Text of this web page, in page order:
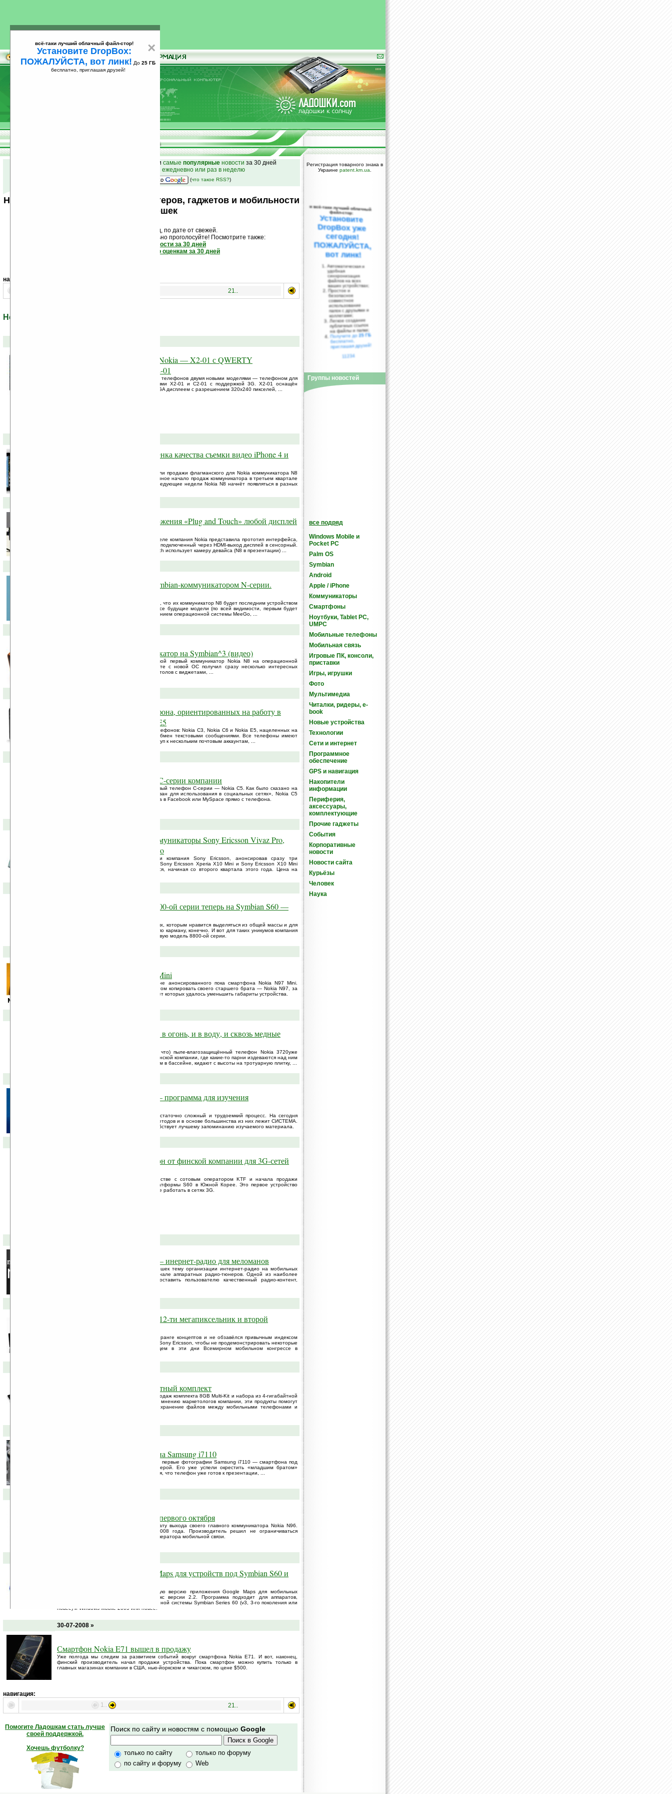
25
и самые популярные новости за 30 дней
на email ежедневно или раз в неделю
(что такое RSS?)
Новости мира карманных компьютеров, гаджетов и мобильности
от Ладошек
Новости показаны подряд, по дате от свежей.
Если новость вам понравилась - обязательно проголосуйте! Посмотрите также:
самые читаемые новости за 30 дней
самые лучшие новости по оценкам за 30 дней
навигация:
21..
Новости из раздела: «Symbian»
Новинки в бюджетном стане Nokia — X2-01 с QWERTY
клавиатурой и 3G телефон C2-01
Nokia обновила свою линейку бюджетных телефонов двумя новыми моделями — телефоном для
фанатов обмена текстовыми сообщениями X2-01 и C2-01 с поддержкой 3G. X2-01 оснащён
QWERTY клавиатурой, 2.4-дюймовым QVGA дисплеем с разрешением 320x240 пикселей, ...
Начало продаж Nokia N8. Оценка качества съемки видео iPhone 4 и
С вчерашнего дня официально стартовали продажи флагманского для Nokia коммуникатора N8
на ОС Symbian^3. Таким образом обещанное начало продаж коммуникатора в третьем квартале
реально стартовало в четвертом. В последующие недели Nokia N8 начнёт появляться в разных
С помощью Nokia N8 и приложения «Plug and Touch» любой дисплей
На выставке Nokia World на прошлой неделе компания Nokia представила прототип интерфейса,
который позволяет преобразовать любой подключенный через HDMI-выход дисплей в сенсорный.
Приложение под названием Plug and Touch использует камеру девайса (N8 в презентации) ...
Nokia N8 будет последним Symbian-коммуникатором N-серии.
Компания Nokia официально подтвердила, что их коммуникатор N8 будет последним устройством
N-серии, работающим на ОС Symbian. Все будущие модели (по всей видимости, первым будет
Nokia N9) уже будут работать под управлением операционной системы MeeGo, ...
Nokia N8 — первый коммуникатор на Symbian^3 (видео)
Сегодня компания Nokia представила свой первый коммуникатор Nokia N8 на операционной
системе Symbian^3. Коммуникатор вместе с новой ОС получил сразу несколько интересных
функций: поддержку нескольких рабочих столов с виджетами, ...
Nokia анонсировала три телефона, ориентированных на работу в
социальных сетях — C6, C3, E5
Компания Nokia анонсировала тройку телефонов: Nokia C3, Nokia C6 и Nokia E5, нацеленных на
удобную работу в социальных сетях и обмен текстовыми сообщениями. Все телефоны имеют
QWERTY-клавиатуру и обеспечивают доступ к нескольким почтовым аккаунтам, ...
Nokia C5 — смартфон новой C-серии компании
Nokia официально представила свой первый телефон C-серии — Nokia C5. Как было сказано на
презентации, — «смартфон оптимизирован для использования в социальных сетях», Nokia C5
позволяет следить за состоянием аккаунта в Facebook или MySpace прямо с телефона.
Sony Ericsson на MWC10: коммуникаторы Sony Ericsson Vivaz Pro,
Xperia X10 Mini и X10 Mini Pro
Отличилась на выставке MWC 2010 и компания Sony Ericsson, анонсировав сразу три
коммуникатора: Sony Ericsson Vivaz Pro, Sony Ericsson Xperia X10 Mini и Sony Ericsson X10 Mini
Pro. Все три новинки начнут продаваться, начиная со второго квартала этого года. Цена на
Новый люксовый телефон 8800-ой серии теперь на Symbian S60 —
Nokia не забыла о респектабельных людях, которым нравится выделяться из общей массы и для
которых дополнительные «прибамбасы» по карману, конечно. И вот для таких уникумов компания
запланировала выпустить этой осенью новую модель 8800-ой серии.
Меньший брат — Nokia N97 Mini
В сети появились первые фотографии не анонсированного пока смартфона Nokia N97 Mini.
Cкорее всего, мини-версия будет во многом копировать своего старшего брата — Nokia N97, за
исключением конечно компонентов, за счёт которых удалось уменьшить габариты устройства.
Nokia 3720 — с ней можно «и в огонь, и в воду, и сквозь медные
Официально не анонсированный (пока что) пыле-влагозащищённый телефон Nokia 3720уже
красуется на официальных роликах от финской компании, где какие-то парни издеваются над ним
как могут: погружают в пиво, плавают с ним в бассейне, кидают с высоты на тротуарную плитку, ...
Программа дня: LearnWords — программа для изучения
Изучение иностранного языка — это достаточно сложный и трудоемкий процесс. На сегодня
насчитываются десятки разнообразных методов и в основе большинства из них лежит СИСТЕМА.
Именно систематическое обучение способствует лучшему запоминанию изучаемого материала.
Nokia 6210s — первый телефон от финской компании для 3G-сетей
Компания Nokia объявила о сотрудничестве с сотовым оператором KTF и начала продажи
WCDMA-смартфона 6210s на основе платформы S60 в Южной Корее. Это первое устройство
Nokia на южнокорейском рынке, способное работать в сетях 3G.
Программа дня: Mundu Radio – инернет-радио для меломанов
Мы уже затрагивали на страницах Ладошек тему организации интернет-радио на мобильных
устройствах, не имеющих в своем арсенале аппаратных радио-тюнеров. Одной из наиболее
популярных программ, способной предоставить пользователю качественный радио-контент,
Sony Ericsson Idou — первый 12-ти мегапиксельник и второй
Хоть камерофон Idou и числится пока в ранге концептов и не обзавёлся привычным индексом
модели, но это не остановило компанию Sony Ericsson, чтобы не продемонстрировать некоторые
возможности камерофона на проходящем в эти дни Всемирном мобильном конгрессе в
Kingston выпускает 8-гигабайтный комплект
Компания Kingston сообщила о начале продаж комплекта 8GB Multi-Kit и набора из 4-гигабайтной
карты microSDHC и USB кард-ридера. По мнению маркетологов компании, эти продукты помогут
пользователям упростить передачу и сохранение файлов между мобильными телефонами и
Первые фотографии смартфона Samsung i7110
На китайском сайте KingMobile появились первые фотографии Samsung i7110 — смартфона под
Symbian S60 с пятимегапиксельной камерой. Его уже успели окрестить «младшим братом»
смартфона i8510 INNOV8. Предполагается, что телефон уже готов к презентации, ...
Nokia N96 выйдет в продажу первого октября
Компания Nokia официально огласила дату выхода своего главного коммуникатора Nokia N96.
Устройство увидит мир 1-го октября 2008 года. Производитель решил не ограничиваться
продажей коммуникатора через одного оператора мобильной связи.
Обновлённая версия Google Maps для устройств под Symbian S60 и
Компания Google выпустила обновлённую версию приложения Google Maps для мобильных
устройств, которая теперь имеет индекс версии 2.2. Программа подходит для аппаратов,
работающих под управлением операционной системы Symbian Series 60 (v3, 3-го поколения или
новее) и Windows Mobile 2005 или новее.
30-07-2008 »
Смартфон Nokia E71 вышел в продажу
Уже полгода мы следим за развитием событий вокруг смартфона Nokia E71. И вот, наконец,
финский производитель начал продажи устройства. Пока смартфон можно купить только в
главных магазинах компании в США, нью-йоркском и чикагском, по цене $500.
навигация:
1..
21..
Помогите Ладошкам стать лучше
своей поддержкой.
Хочешь футболку?
Поиск по сайту и новостям с помощью Google
только по сайту
только по форуму
по сайту и форуму
Web
Регистрация товарного знака в
Украине patent.km.ua
×
всё-таки лучший облачный файл-стор!
Установите DropBox:
ПОЖАЛУЙСТА, вот линк! До 25 ГБ
бесплатно, приглашая друзей!
и всё-таки лучший облачный
файл-стор:
Установите
DropBox уже
сегодня!
ПОЖАЛУЙСТА,
вот линк!
Автоматическая и
удобная
синхронизация
файлов на всех
ваших устройствах;
Простое и
безопасное
совместное
использование
папок с друзьями и
коллегами;
Легкое создание
публичных ссылок
на файлы и папки;
Получите до25 ГБ
бесплатно,
приглашая друзей!
11234
Группы новостей
все подряд
Windows Mobile и
Pocket PC
Palm OS
Symbian
Android
Apple / iPhone
Коммуникаторы
Смартфоны
Ноутбуки, Tablet PC,
UMPC
Мобильные телефоны
Мобильная связь
Игровые ПК, консоли,
приставки
Игры, игрушки
Фото
Мультимедиа
Читалки, ридеры, e-
book
Новые устройства
Технологии
Сети и интернет
Программное
обеспечение
GPS и навигация
Накопители
информации
Периферия,
аксессуары,
комплектующие
Прочие гаджеты
События
Корпоративные
новости
Новости сайта
Курьёзы
Человек
Наука